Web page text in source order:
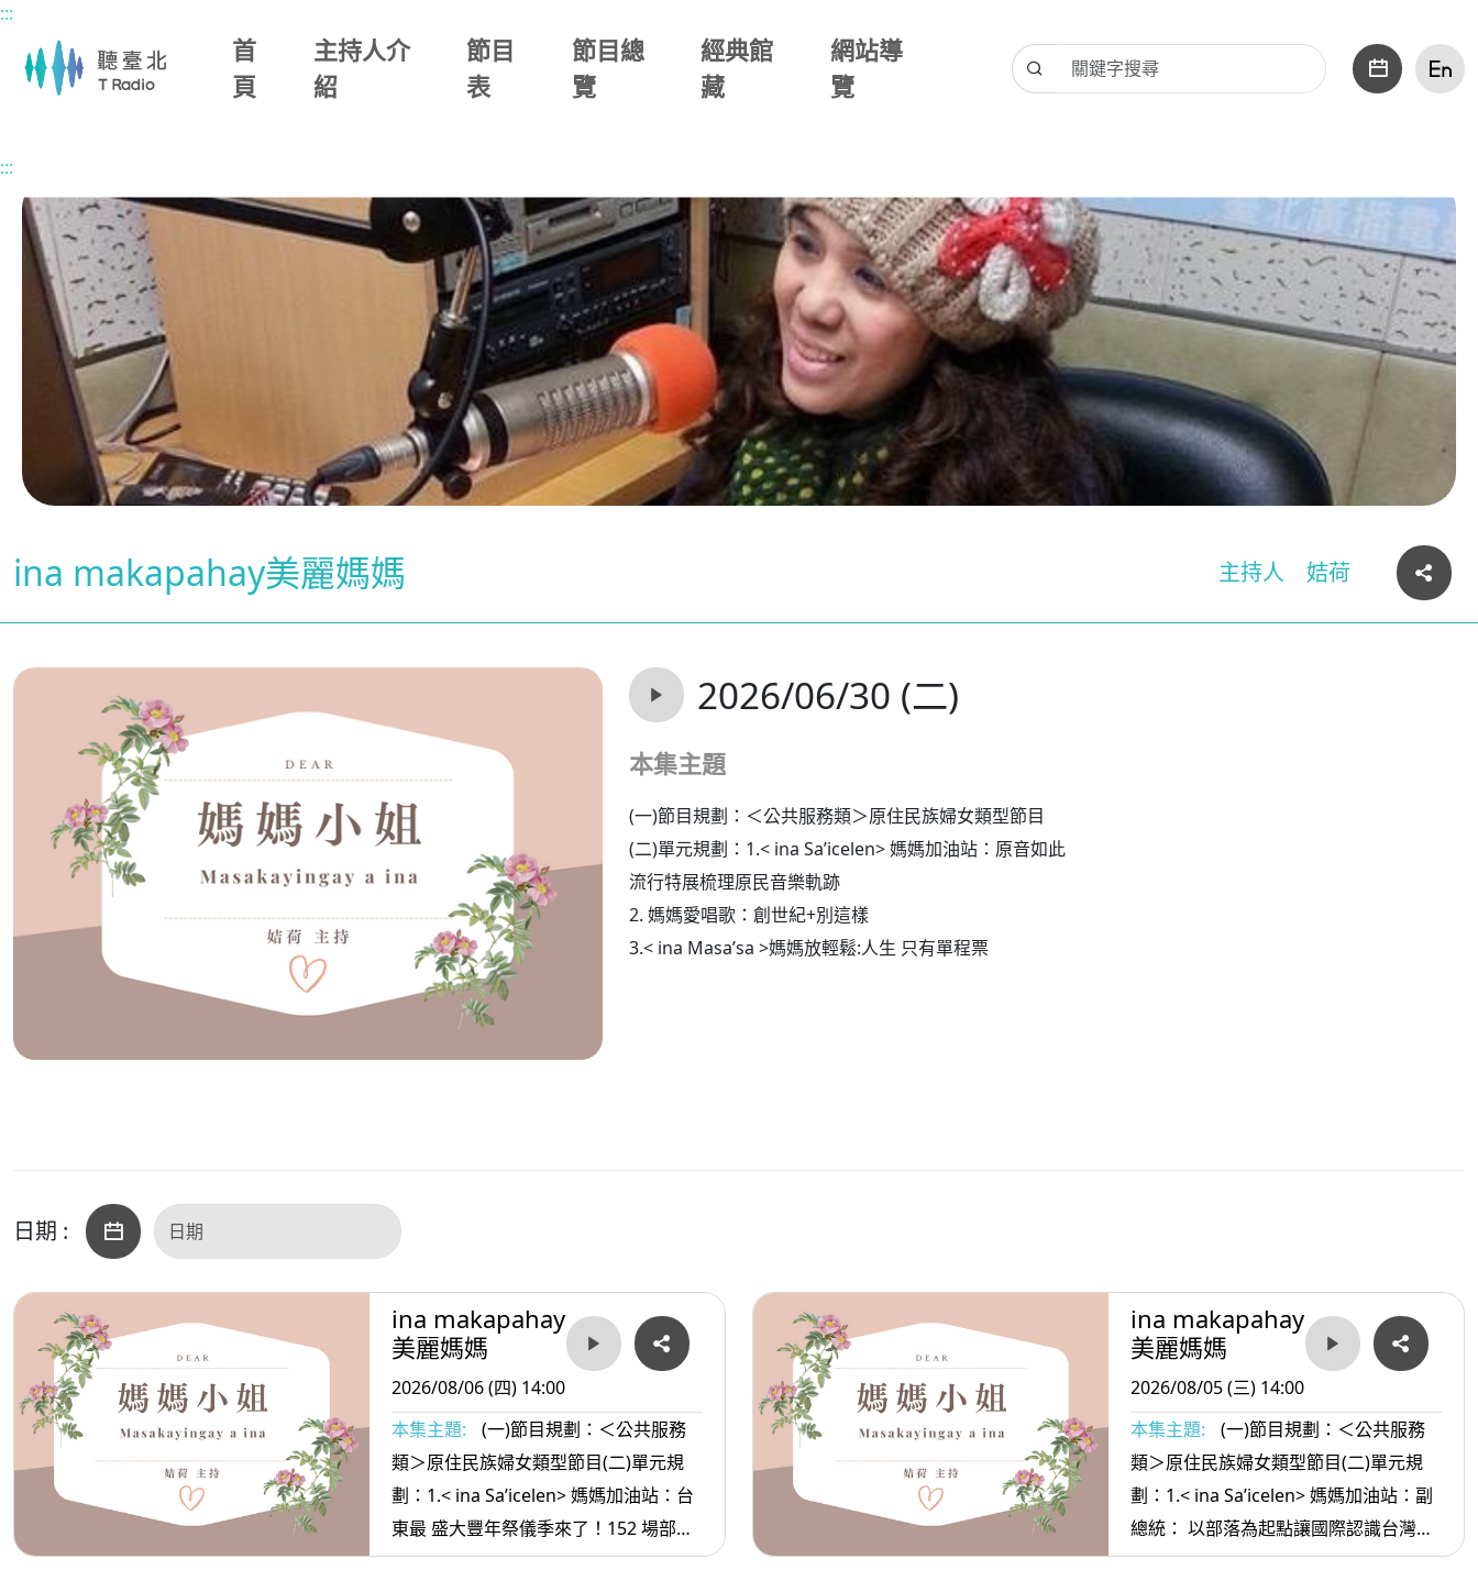
主要內容區塊
:::
首
頁
主持人介
紹
節目
表
節目總
覽
經典館
藏
網站導
覽
:::
ina makapahay美麗媽媽 主持人 姞荷
2026/06/30 (二)
本集主題
(一)節目規劃：＜公共服務類＞原住民族婦女類型節目
(二)單元規劃：1.< ina Sa’icelen> 媽媽加油站：原音如此
流行特展梳理原民音樂軌跡
2. 媽媽愛唱歌：創世紀+別這樣
3.< ina Masa’sa >媽媽放輕鬆:人生 只有單程票
日期 :
ina makapahay
美麗媽媽
2026/08/06 (四) 14:00
本集主題:
(一)節目規劃：＜公共服務
類＞原住民族婦女類型節目(二)單元規
劃：1.< ina Sa’icelen> 媽媽加油站：台
東最 盛大豐年祭儀季來了！152 場部落
活動接力與東博同步開跑 2. <ina
ina makapahay
美麗媽媽
2026/08/05 (三) 14:00
本集主題:
(一)節目規劃：＜公共服務
類＞原住民族婦女類型節目(二)單元規
劃：1.< ina Sa’icelen> 媽媽加油站：副
總統： 以部落為起點讓國際認識台灣多
元文化 2. <ina oradiw> 媽媽愛唱歌：名